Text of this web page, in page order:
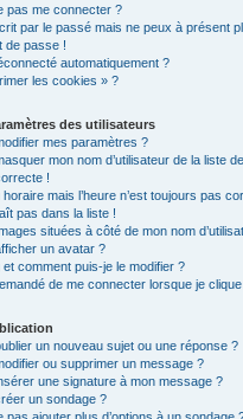
pas me connecter ?
par le passé mais ne peux à présent
de passe !
automatiquement ?
les cookies » ?
des utilisateurs
mes paramètres ?
mon nom d’utilisateur de la liste
!
horaire mais l’heure n’est toujours pas
pas dans la liste !
situées à côté de mon nom
un avatar ?
comment puis-je le modifier ?
de me connecter lorsque je
un nouveau sujet ou une réponse ?
ou supprimer un message ?
une signature à mon message ?
un sondage ?
pas ajouter plus d’options à un sondage